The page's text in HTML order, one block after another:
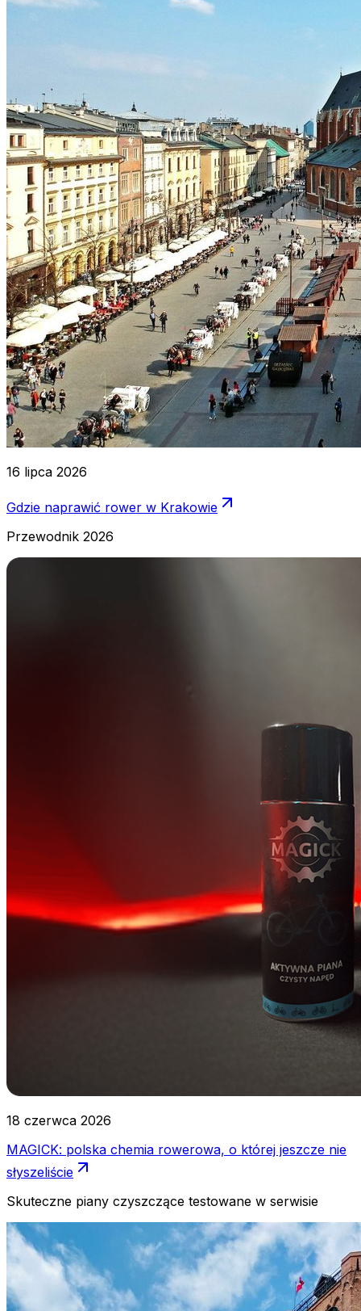
16 lipca 2026
Gdzie naprawić rower w Krakowie
Przewodnik 2026
18 czerwca 2026
MAGICK: polska chemia rowerowa, o której jeszcze nie
słyszeliście
Skuteczne piany czyszczące testowane w serwisie